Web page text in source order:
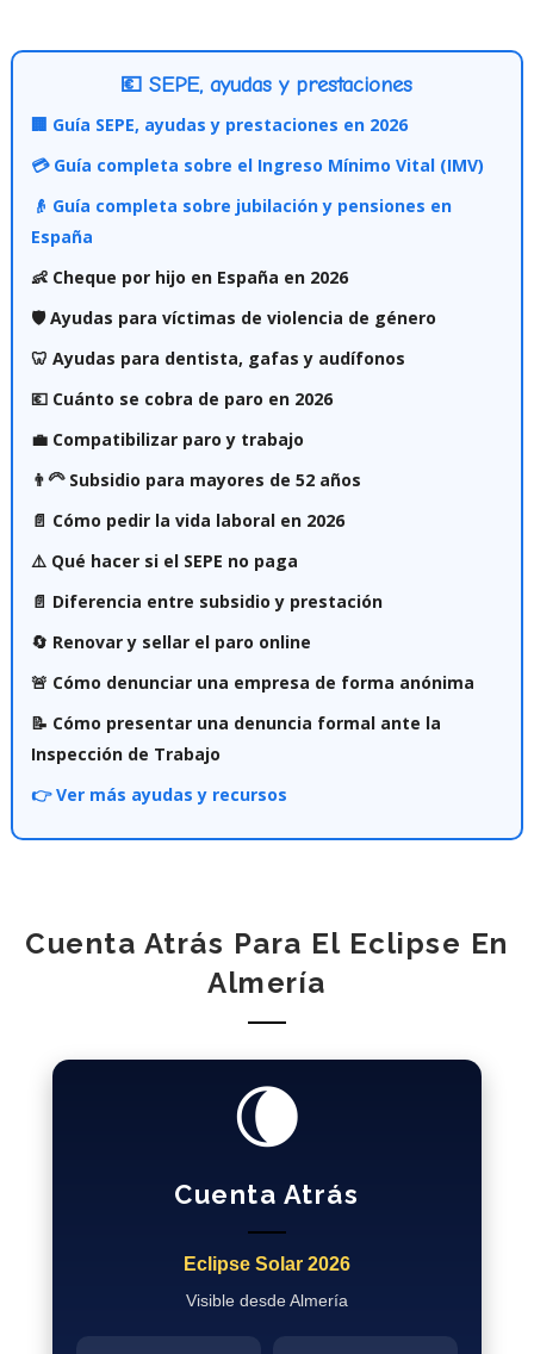
💶 SEPE, ayudas y prestaciones
🏢 Guía SEPE, ayudas y prestaciones en 2026
💳 Guía completa sobre el Ingreso Mínimo Vital (IMV)
👴 Guía completa sobre jubilación y pensiones en
España
👶 Cheque por hijo en España en 2026
🛡️ Ayudas para víctimas de violencia de género
🦷 Ayudas para dentista, gafas y audífonos
💶 Cuánto se cobra de paro en 2026
💼 Compatibilizar paro y trabajo
👨‍🦳 Subsidio para mayores de 52 años
📄 Cómo pedir la vida laboral en 2026
⚠️ Qué hacer si el SEPE no paga
📄 Diferencia entre subsidio y prestación
🔄 Renovar y sellar el paro online
🚨 Cómo denunciar una empresa de forma anónima
📝 Cómo presentar una denuncia formal ante la
Inspección de Trabajo
👉 Ver más ayudas y recursos
Cuenta Atrás Para El Eclipse En
Almería
🌘
Cuenta Atrás
Eclipse Solar 2026
Visible desde Almería